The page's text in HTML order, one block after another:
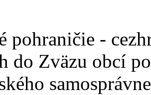
pohraničie -
do Zväzu obcí